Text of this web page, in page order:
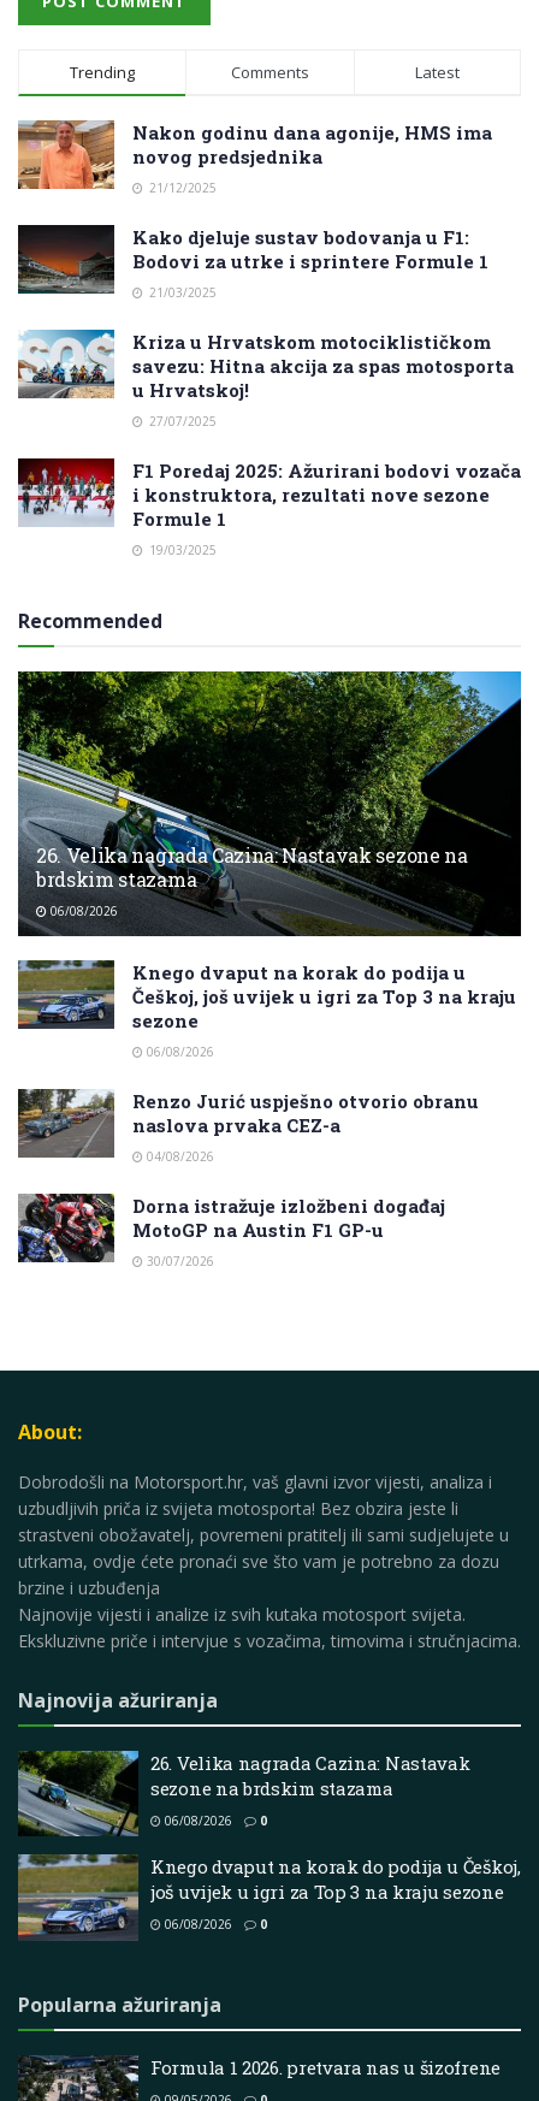
Trending Comments Latest
Nakon godinu dana agonije, HMS ima
novog predsjednika
21/12/2025
Kako djeluje sustav bodovanja u F1:
Bodovi za utrke i sprintere Formule 1
21/03/2025
Kriza u Hrvatskom motociklističkom
savezu: Hitna akcija za spas motosporta
u Hrvatskoj!
27/07/2025
F1 Poredaj 2025: Ažurirani bodovi vozača
i konstruktora, rezultati nove sezone
Formule 1
19/03/2025
Recommended
26. Velika nagrada Cazina: Nastavak sezone na
brdskim stazama
06/08/2026
Knego dvaput na korak do podija u
Češkoj, još uvijek u igri za Top 3 na kraju
sezone
06/08/2026
Renzo Jurić uspješno otvorio obranu
naslova prvaka CEZ-a
04/08/2026
Dorna istražuje izložbeni događaj
MotoGP na Austin F1 GP-u
30/07/2026
About:
Dobrodošli na Motorsport.hr, vaš glavni izvor vijesti, analiza i
uzbudljivih priča iz svijeta motosporta! Bez obzira jeste li
strastveni obožavatelj, povremeni pratitelj ili sami sudjelujete u
utrkama, ovdje ćete pronaći sve što vam je potrebno za dozu
brzine i uzbuđenja
Najnovije vijesti i analize iz svih kutaka motosport svijeta.
Ekskluzivne priče i intervjue s vozačima, timovima i stručnjacima.
Najnovija ažuriranja
26. Velika nagrada Cazina: Nastavak
sezone na brdskim stazama
06/08/2026 0
Knego dvaput na korak do podija u Češkoj,
još uvijek u igri za Top 3 na kraju sezone
06/08/2026 0
Popularna ažuriranja
Formula 1 2026. pretvara nas u šizofrene